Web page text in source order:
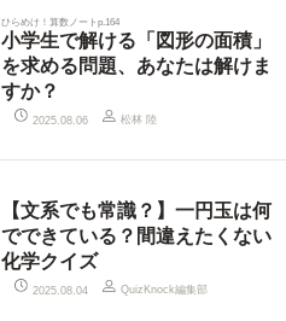
ひらめけ！算数ノートp.164
小学生で解ける「図形の面積」
を求める問題、あなたは解けま
すか？
2025.08.06 松林 陸
【文系でも常識？】一円玉は何
でできている？間違えたくない
化学クイズ
2025.08.04 QuizKnock編集部